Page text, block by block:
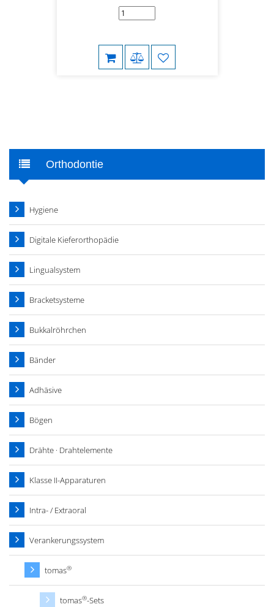
Orthodontie
Hygiene
Digitale Kieferorthopädie
Lingualsystem
Bracketsysteme
Bukkalröhrchen
Bänder
Adhäsive
Bögen
Drähte · Drahtelemente
Klasse II-Apparaturen
Intra- / Extraoral
Verankerungssystem
tomas®
tomas®-Sets